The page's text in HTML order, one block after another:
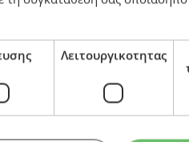
Λειτουργικοτητας